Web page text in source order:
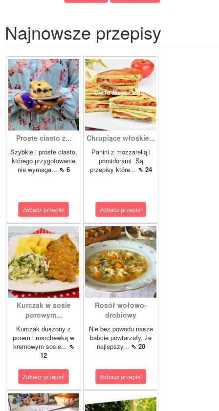
Najnowsze przepisy
Proste ciasto z...
Szybkie i proste ciasto,
którego przygotowanie
nie wymaga... ⇖ 6
Zobacz przepis!
Chrupiące włoskie...
Panini z mozzarellą i
pomidorami Są
przepisy które... ⇖ 24
Zobacz przepis!
Kurczak w sosie
porowym...
Kurczak duszony z
porem i marchewką w
kremowym sosie... ⇖
12
Zobacz przepis!
Rosół wołowo-
drobiowy
Nie bez powodu nasze
babcie powtarzały, że
najlepszy... ⇖ 20
Zobacz przepis!